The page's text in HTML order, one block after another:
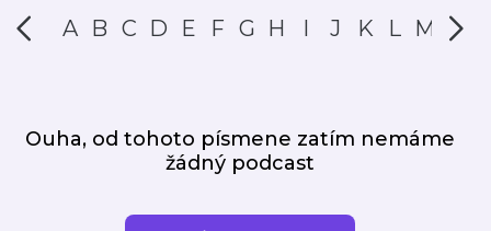
A B C D E F G H I J K L M N
Ouha, od tohoto písmene zatím nemáme
žádný podcast